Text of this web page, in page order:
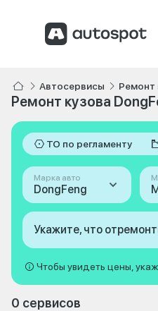
Автосервисы Ремонт
Ремонт кузова
ТО по регламенту
Марка авто
DongFeng
Укажите, что
Чтобы увидеть цены,
0 сервисов